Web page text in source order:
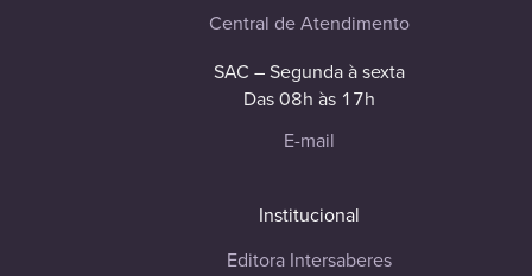
Central de Atendimento
SAC – Segunda à sexta
Das 08h às 17h
E-mail
Institucional
Editora Intersaberes